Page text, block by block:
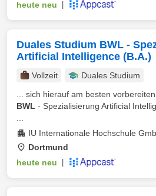
heute neu
Duales Studium BWL -
Artificial Intelligence (B.A.)
Vollzeit
Duales Studium
... sich hierauf am besten
BWL - Spezialisierung Artificial
IU Internationale Hochschule
Dortmund
heute neu